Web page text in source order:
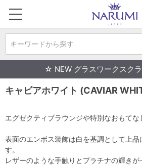
キーワードから探す
☆ NEW グラスワークスク
キャビアホワイト (CAVIAR
エグゼクティブラウンジや特別なおもてな
表面のエンボス装飾は白を基調として上品
す。
レザーのような手触りとプラチナの輝き